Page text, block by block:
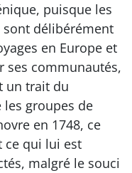
puisque les
délibérément
en Europe et
ses communautés,
un trait du
groupes de
en 1748, ce
ce qui lui est
malgré le souci